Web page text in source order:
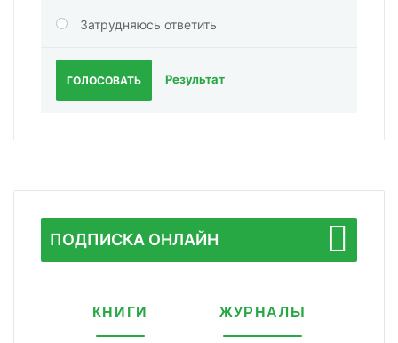
Затрудняюсь ответить
ГОЛОСОВАТЬ Результат
ПОДПИСКА ОНЛАЙН
КНИГИ ЖУРНАЛЫ